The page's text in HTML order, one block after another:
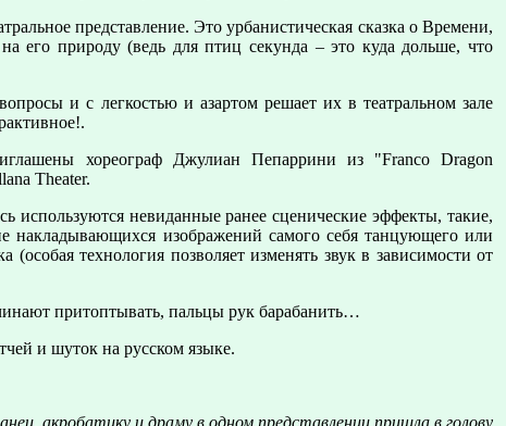
представление. Это урбанистическая сказка о Времени,
его природу (ведь для птиц секунда – это куда дольше, что
и с легкостью и азартом решает их в театральном зале
хореограф Джулиан Пепаррини из "Franco Dragon
Theater.
невиданные ранее сценические эффекты, такие,
накладывающихся изображений самого себя танцующего или
технология позволяет изменять звук в зависимости от
притоптывать, пальцы рук барабанить…
и шуток на русском языке.
акробатику и драму в одном представлении пришла в голову